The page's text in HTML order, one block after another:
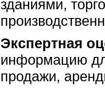
зданиями,
Экспертная
информацию
продажи,